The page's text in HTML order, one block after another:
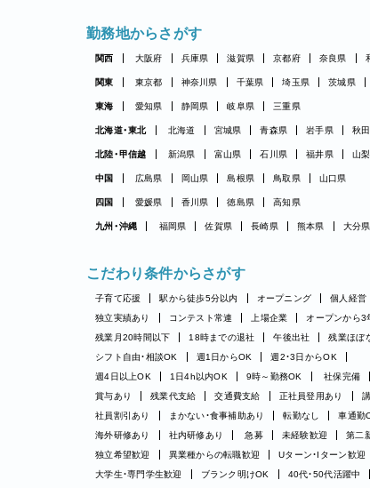
勤務地からさがす
関西 大阪府 兵庫県 滋賀県 京都府 奈良県
関東 東京都 神奈川県 千葉県 埼玉県 茨城県
東海 愛知県 静岡県 岐阜県 三重県
北海道・東北 北海道 宮城県 青森県 岩手県 秋
北陸・甲信越 新潟県 富山県 石川県 福井県 山
中国 広島県 岡山県 島根県 鳥取県 山口県
四国 愛媛県 香川県 徳島県 高知県
九州・沖縄 福岡県 佐賀県 長崎県 熊本県 大分県
こだわり条件からさがす
子育て応援 駅から徒歩5分以内 オープニング 個人経営
独立実績あり
コンテスト常連 上場企業 オープンから3
残業月20時間以下
18時までの退社 午後出社 残業ほぼ
シフト自由・相談OK
週1日からOK
週2・3日からOK
週4日以上OK
1日4h以内OK 9時～勤務OK 社保完備
賞与あり
残業代支給 交通費支給 正社員登用あり
社員割引あり
まかない・食事補助あり 転勤なし 車通勤
海外研修あり
社内研修あり 急募 未経験歓迎 第二
独立希望歓迎
異業種からの転職歓迎 Uターン・Iターン歓迎
大学生・専門学生歓迎
ブランク明けOK 40代・50代活躍中